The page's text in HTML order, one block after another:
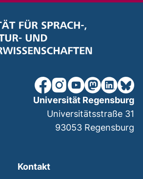
unsere Facebook-Seite
unsere Instagram-
unsere YouTube-
unsereunsere
Kontakt
Universität Regensburg
Universitätsstraße 31
93053 Regensburg